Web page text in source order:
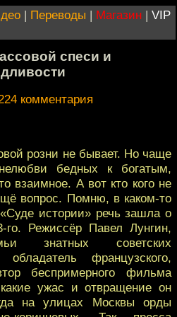
| Переводы | Магазин | VIP
спеси и
комментария
розни не бывает. Но чаще
бедных к богатым,
взаимное. А вот кто кого не
вопрос. Помню, в каком-то
истории» речь зашла о
го. Режиссёр Павел Лунгин,
знатных советских
французского,
беспримерного фильма
ужас и отвращение он
на улицах Москвы орды